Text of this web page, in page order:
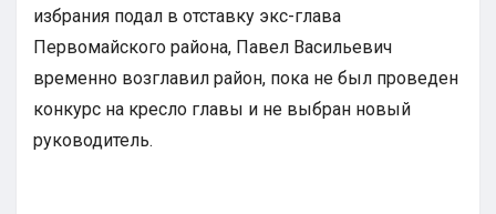
избрания подал в отставку экс-глава
Первомайского района, Павел Васильевич
временно возглавил район, пока не был проведен
конкурс на кресло главы и не выбран новый
руководитель.